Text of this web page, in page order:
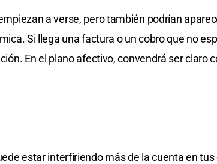
a verse, pero también podrían
Si llega una factura o un cobro que no
En el plano afectivo, convendrá ser claro
estar interfiriendo más de la cuenta en